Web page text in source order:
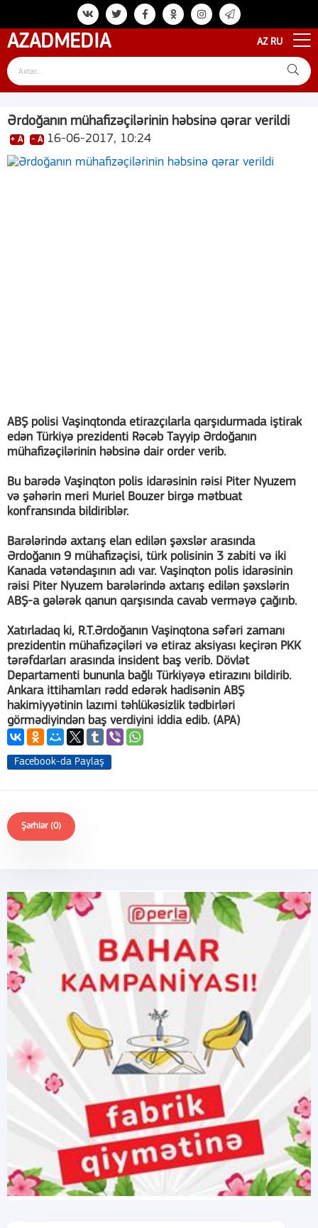
AZADMEDIA AZ RU
Ərdoğanın mühafizəçilərinin həbsinə qərar verildi
+ A - A 16-06-2017, 10:24
ABŞ polisi Vaşinqtonda etirazçılarla qarşıdurmada iştirak
edən Türkiyə prezidenti Rəcəb Tayyip Ərdoğanın
mühafizəçilərinin həbsinə dair order verib.
Bu barədə Vaşinqton polis idarəsinin rəisi Piter Nyuzem
və şəhərin meri Muriel Bouzer birgə mətbuat
konfransında bildiriblər.
Barələrində axtarış elan edilən şəxslər arasında
Ərdoğanın 9 mühafizəçisi, türk polisinin 3 zabiti və iki
Kanada vətəndaşının adı var. Vaşinqton polis idarəsinin
rəisi Piter Nyuzem barələrində axtarış edilən şəxslərin
ABŞ-a gələrək qanun qarşısında cavab verməyə çağırıb.
Xatırladaq ki, R.T.Ərdoğanın Vaşinqtona səfəri zamanı
prezidentin mühafizəçiləri və etiraz aksiyası keçirən PKK
tərəfdarları arasında insident baş verib. Dövlət
Departamenti bununla bağlı Türkiyəyə etirazını bildirib.
Ankara ittihamları rədd edərək hadisənin ABŞ
hakimiyyətinin lazımi təhlükəsizlik tədbirləri
görmədiyindən baş verdiyini iddia edib. (APA)
Facebook-da Paylaş
Şərhlər (0)